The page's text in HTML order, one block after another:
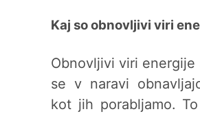
Kaj so obnovljivi viri
Obnovljivi viri energije
se v naravi
kot jih porabljamo.